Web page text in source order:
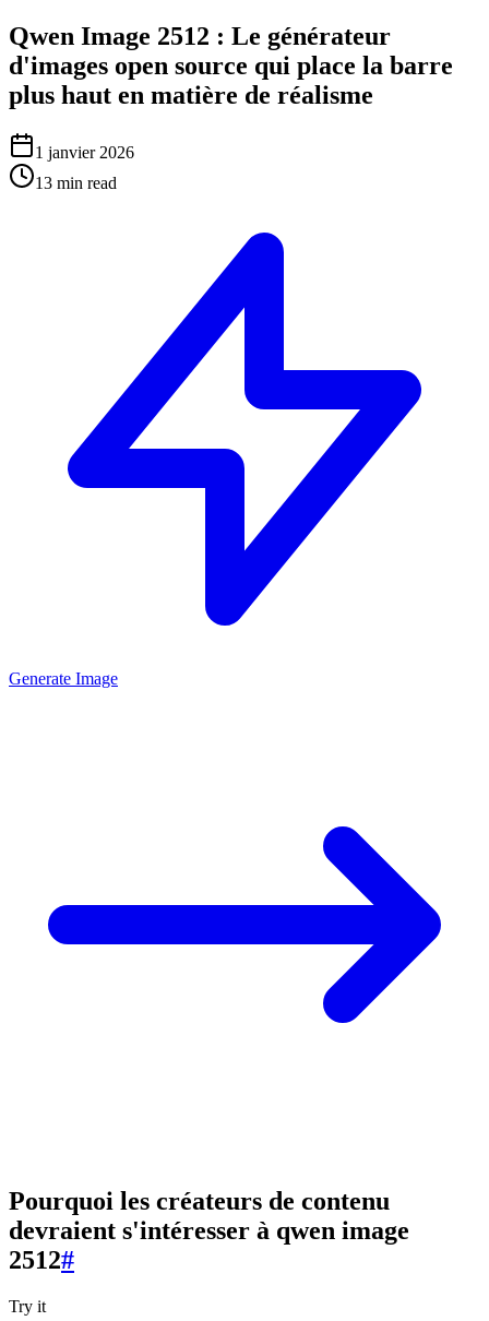
Qwen Image 2512 : Le générateur
d'images open source qui place la barre
plus haut en matière de réalisme
1 janvier 2026
13 min read
Generate Image
Pourquoi les créateurs de contenu
devraient s'intéresser à qwen image
2512#
Try it